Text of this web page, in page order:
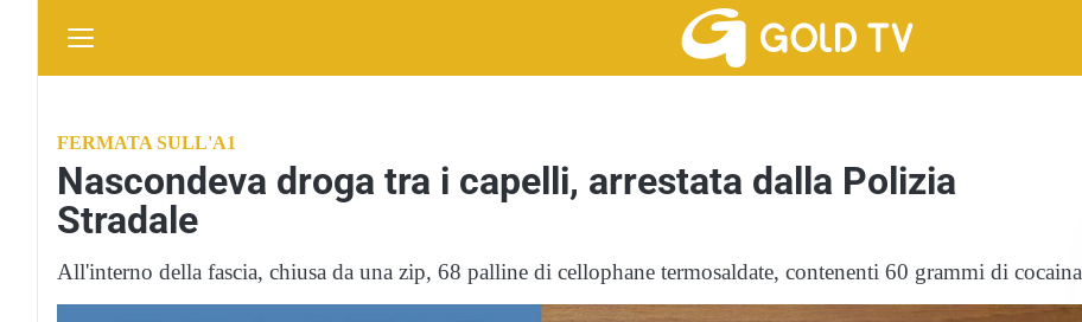
FERMATA SULL'A1
Nascondeva droga tra i capelli, arrestata dalla Polizia
Stradale
All'interno della fascia, chiusa da una zip, 68 palline di cellophane termosaldate, contenenti 60 grammi di cocaina